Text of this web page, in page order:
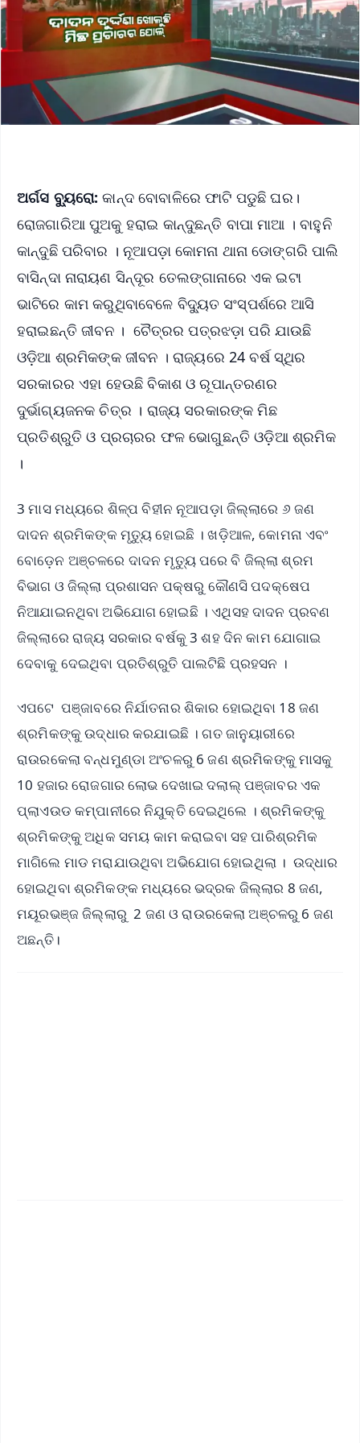
ଅର୍ଗସ ବ୍ୟୁରୋ: କାନ୍ଦ ବୋବାଳିରେ ଫାଟି ପଡୁଛି ଘର।
ରୋଜଗାରିଆ ପୁଅକୁ ହରାଇ କାନ୍ଦୁଛନ୍ତି ବାପା ମାଆ । ବାହୁନି
କାନ୍ଦୁଛି ପରିବାର । ନୂଆପଡ଼ା କୋମନା ଥାନା ଡୋଙ୍ଗରି ପାଲି
ବାସିନ୍ଦା ନାରାୟଣ ସିନ୍ଦୂର ତେଲଙ୍ଗାନାରେ ଏକ ଇଟା
ଭାଟିରେ କାମ କରୁଥିବାବେଳେ ବିଦ୍ୟୁତ ସଂସ୍ପର୍ଶରେ ଆସି
ହରାଇଛନ୍ତି ଜୀବନ । ଚୈତ୍ରର ପତ୍ରଝଡ଼ା ପରି ଯାଉଛି
ଓଡ଼ିଆ ଶ୍ରମିକଙ୍କ ଜୀବନ । ରାଜ୍ୟରେ 24 ବର୍ଷ ସ୍ଥିର
ସରକାରର ଏହା ହେଉଛି ବିକାଶ ଓ ରୂପାନ୍ତରଣର
ଦୁର୍ଭାଗ୍ୟଜନକ ଚିତ୍ର । ରାଜ୍ୟ ସରକାରଙ୍କ ମିଛ
ପ୍ରତିଶ୍ରୁତି ଓ ପ୍ରଚାରର ଫଳ ଭୋଗୁଛନ୍ତି ଓଡ଼ିଆ ଶ୍ରମିକ
।
3 ମାସ ମଧ୍ୟରେ ଶିଳ୍ପ ବିହୀନ ନୂଆପଡ଼ା ଜିଲ୍ଲାରେ ୬ ଜଣ
ଦାଦନ ଶ୍ରମିକଙ୍କ ମୃତ୍ୟୁ ହୋଇଛି । ଖଡ଼ିଆଳ, କୋମନା ଏବଂ
ବୋଡ଼େନ ଅଞ୍ଚଳରେ ଦାଦନ ମୃତ୍ୟୁ ପରେ ବି ଜିଲ୍ଲା ଶ୍ରମ
ବିଭାଗ ଓ ଜିଲ୍ଲା ପ୍ରଶାସନ ପକ୍ଷରୁ କୌଣସି ପଦକ୍ଷେପ
ନିଆଯାଇନଥିବା ଅଭିଯୋଗ ହୋଇଛି । ଏଥିସହ ଦାଦନ ପ୍ରବଣ
ଜିଲ୍ଲାରେ ରାଜ୍ୟ ସରକାର ବର୍ଷକୁ 3 ଶହ ଦିନ କାମ ଯୋଗାଇ
ଦେବାକୁ ଦେଇଥିବା ପ୍ରତିଶ୍ରୁତି ପାଲଟିଛି ପ୍ରହସନ ।
ଏପଟେ ପଞ୍ଜାବରେ ନିର୍ଯାତନାର ଶିକାର ହୋଇଥିବା 18 ଜଣ
ଶ୍ରମିକଙ୍କୁ ଉଦ୍ଧାର କରଯାଇଛି । ଗତ ଜାନୁୟାରୀରେ
ରାଉରକେଲା ବନ୍ଧମୁଣ୍ଡା ଅଂଚଳରୁ 6 ଜଣ ଶ୍ରମିକଙ୍କୁ ମାସକୁ
10 ହଜାର ରୋଜଗାର ଲୋଭ ଦେଖାଇ ଦଲାଲ୍ ପଞ୍ଜାବର ଏକ
ପ୍ଲାଏଉଡ କମ୍ପାନୀରେ ନିଯୁକ୍ତି ଦେଇଥିଲେ । ଶ୍ରମିକଙ୍କୁ
ଶ୍ରମିକଙ୍କୁ ଅଧିକ ସମୟ କାମ କରାଇବା ସହ ପାରିଶ୍ରମିକ
ମାଗିଲେ ମାଡ ମରାଯାଉଥିବା ଅଭିଯୋଗ ହୋଇଥିଲା । ଉଦ୍ଧାର
ହୋଇଥିବା ଶ୍ରମିକଙ୍କ ମଧ୍ୟରେ ଭଦ୍ରକ ଜିଲ୍ଲାର 8 ଜଣ,
ମୟୂରଭଞ୍ଜ ଜିଲ୍ଲାରୁ 2 ଜଣ ଓ ରାଉରକେଲା ଅଞ୍ଚଳରୁ 6 ଜଣ
ଅଛନ୍ତି।